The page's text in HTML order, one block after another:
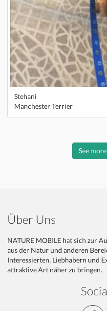
Stehani
Manchester Terrier
See
Über Uns
NATURE MOBILE hat sich zur
aus der Natur und anderen
Interessierten, Liebhabern und
attraktive Art näher zu bringen.